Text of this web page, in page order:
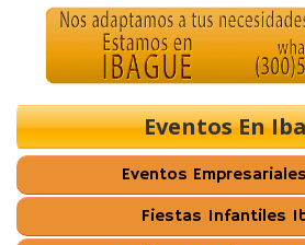
Eventos En
Eventos
Fiestas Infantiles